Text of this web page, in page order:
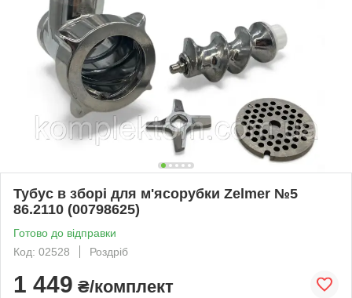
Тубус в зборі для м'ясорубки Zelmer №5
86.2110 (00798625)
Готово до відправки
Код: 02528
Роздріб
1 449 ₴/комплект